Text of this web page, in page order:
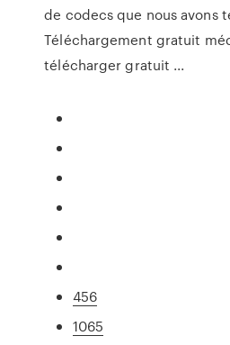
de codecs que nous avons
Téléchargement gratuit
télécharger gratuit ...
456
1065